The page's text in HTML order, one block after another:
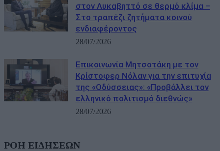
στον Λυκαβηττό σε θερμό κλίμα –
Στο τραπέζι ζητήματα κοινού
ενδιαφέροντος
28/07/2026
Επικοινωνία Μητσοτάκη με τον
Κρίστοφερ Νόλαν για την επιτυχία
της «Οδύσσειας»: «Προβάλλει τον
ελληνικό πολιτισμό διεθνώς»
28/07/2026
ΡΟΗ ΕΙΔΗΣΕΩΝ